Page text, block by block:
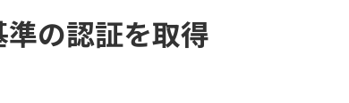
準の認証を取得